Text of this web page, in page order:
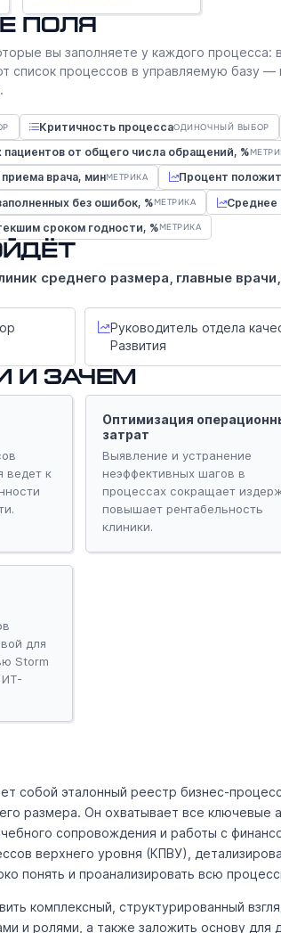
поля
вы заполняете у каждого процесса:
список процессов в управляемую базу
Критичность процессаОДИНОЧНЫЙ ВЫБОР
от общего числа обращений, %
врача, минМЕТРИКА Процент
без ошибок, %МЕТРИКА Среднее
сроком годности, % МЕТРИКА
среднего размера, главные
Руководитель отдела
Развития
и зачем
ведет к
Оптимизация
затрат
Выявление и устранение
неэффективных шагов в
процессах сокращает
повышает рентабельность
клиники.
для
Storm
ИТ-
собой эталонный реестр бизнес-
размера. Он охватывает все ключевые
сопровождения и работы с
верхнего уровня (КПВУ),
понять и проанализировать всю
комплексный, структурированный
и ролями, а также заложить основу для